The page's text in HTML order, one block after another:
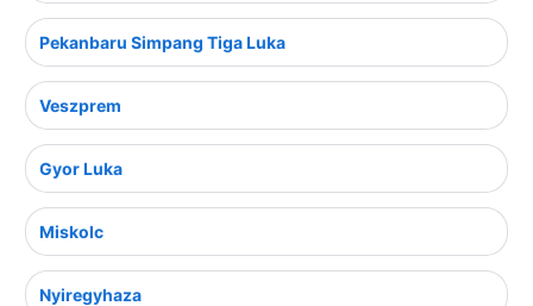
Pekanbaru Simpang Tiga Luka
Veszprem
Gyor Luka
Miskolc
Nyiregyhaza